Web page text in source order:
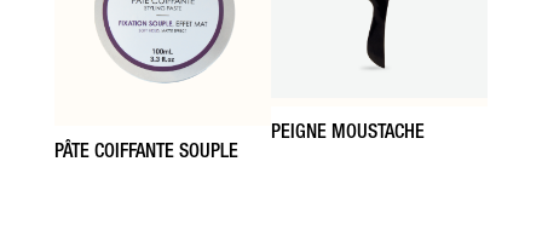
PÂTE COIFFANTE SOUPLE
PEIGNE MOUSTACHE